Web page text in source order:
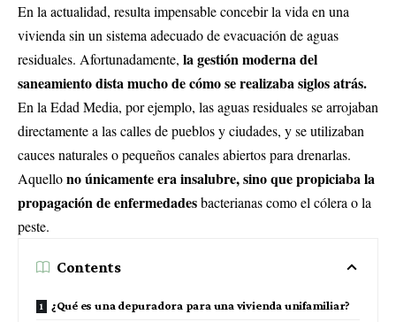
En la actualidad, resulta impensable concebir la vida en una
vivienda sin un sistema adecuado de evacuación de aguas
residuales. Afortunadamente, la gestión moderna del
saneamiento dista mucho de cómo se realizaba siglos atrás.
En la Edad Media, por ejemplo, las aguas residuales se arrojaban
directamente a las calles de pueblos y ciudades, y se utilizaban
cauces naturales o pequeños canales abiertos para drenarlas.
Aquellono únicamente era insalubre, sino que propiciaba la
propagación de enfermedadesbacterianas como el cólera o la
peste.
Contents
¿Qué es una depuradora para una vivienda unifamiliar?